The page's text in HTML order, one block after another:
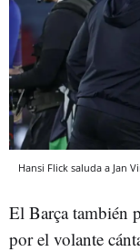
Hansi Flick saluda a Jan
El Barça también
por el volante